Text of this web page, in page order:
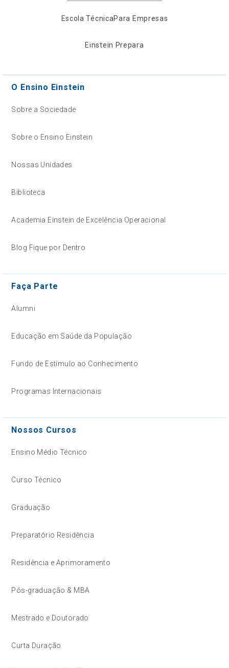
Escola TécnicaPara Empresas
Einstein Prepara
O Ensino Einstein
Sobre a Sociedade
Sobre o Ensino Einstein
Nossas Unidades
Biblioteca
Academia Einstein de Excelência Operacional
Blog Fique por Dentro
Faça Parte
Alumni
Educação em Saúde da População
Fundo de Estímulo ao Conhecimento
Programas Internacionais
Nossos Cursos
Ensino Médio Técnico
Curso Técnico
Graduação
Preparatório Residência
Residência e Aprimoramento
Pós-graduação & MBA
Mestrado e Doutorado
Curta Duração